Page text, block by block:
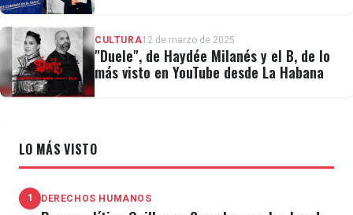
CULTURA12 de marzo de 2025
"Duele", de Haydée Milanés y el B, de lo
más visto en YouTube desde La Habana
LO MÁS VISTO
1 DERECHOS HUMANOS